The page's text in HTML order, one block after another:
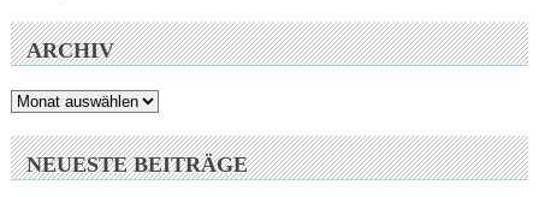
ARCHIV
Archiv
NEUESTE BEITRÄGE